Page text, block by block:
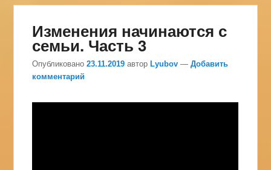
Изменения начинаются с
семьи. Часть 3
Опубликовано23.11.2019 автор Lyubov —Добавить
комментарий